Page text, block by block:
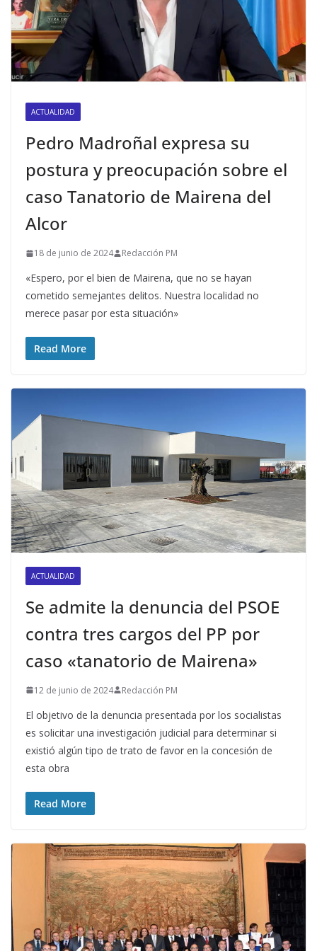
ACTUALIDAD
Pedro Madroñal expresa su
postura y preocupación sobre el
caso Tanatorio de Mairena del
Alcor
18 de junio de 2024 Redacción PM
«Espero, por el bien de Mairena, que no se hayan
cometido semejantes delitos. Nuestra localidad no
merece pasar por esta situación»
Read More
ACTUALIDAD
Se admite la denuncia del PSOE
contra tres cargos del PP por
caso «tanatorio de Mairena»
12 de junio de 2024 Redacción PM
El objetivo de la denuncia presentada por los socialistas
es solicitar una investigación judicial para determinar si
existió algún tipo de trato de favor en la concesión de
esta obra
Read More